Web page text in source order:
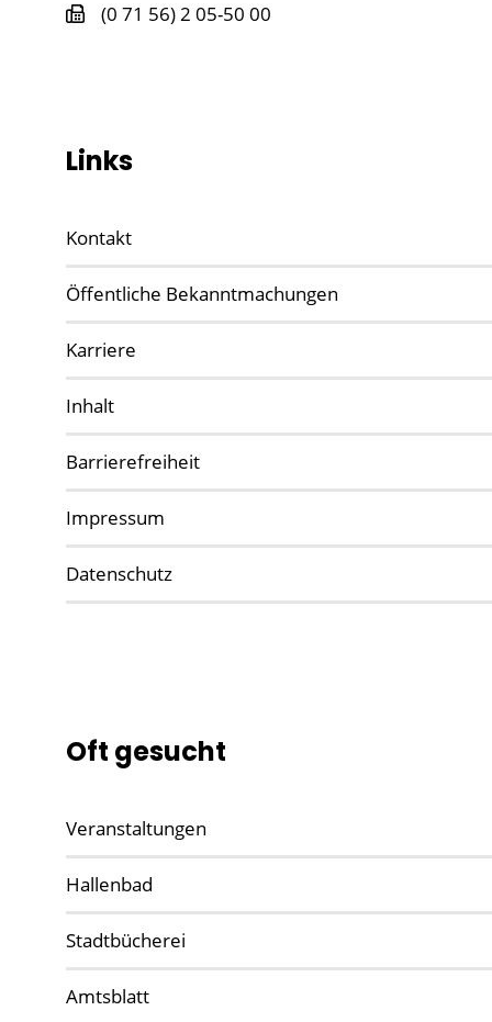
(0 71 56) 2 05-50 00
Links
Kontakt
Öffentliche Bekanntmachungen
Karriere
Inhalt
Barrierefreiheit
Impressum
Datenschutz
Oft gesucht
Veranstaltungen
Hallenbad
Stadtbücherei
Amtsblatt